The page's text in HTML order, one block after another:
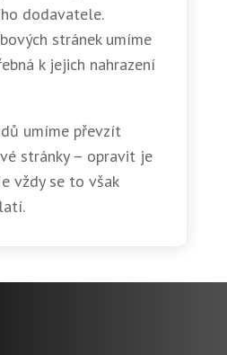
dodavatele.
stránek umíme
k jejich nahrazení
umíme převzít
stránky – opravit je
vždy se to však